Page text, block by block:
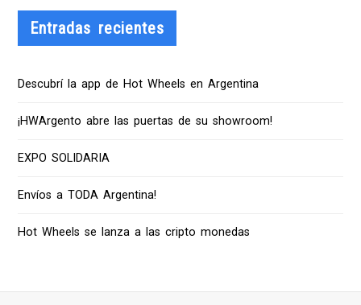
Entradas recientes
Descubrí la app de Hot Wheels en Argentina
¡HWArgento abre las puertas de su showroom!
EXPO SOLIDARIA
Envíos a TODA Argentina!
Hot Wheels se lanza a las cripto monedas